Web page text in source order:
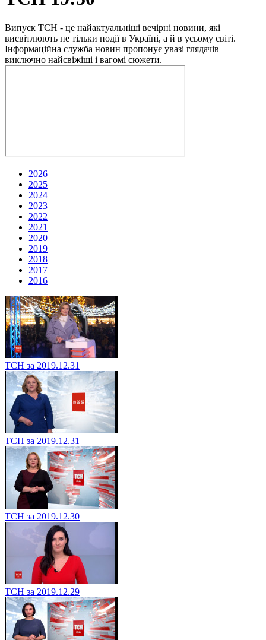
Випуск ТСН - це найактуальніші вечірні новини, які
висвітлюють не тільки події в Україні, а й в усьому світі.
Інформаційна служба новин пропонує увазі глядачів
виключно найсвіжіші і вагомі сюжети.
2026
2025
2024
2023
2022
2021
2020
2019
2018
2017
2016
ТСН за 2019.12.31
ТСН за 2019.12.31
ТСН за 2019.12.30
ТСН за 2019.12.29